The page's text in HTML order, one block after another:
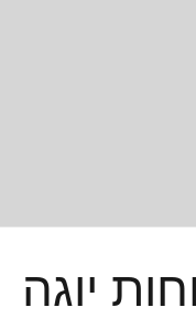
יוגה